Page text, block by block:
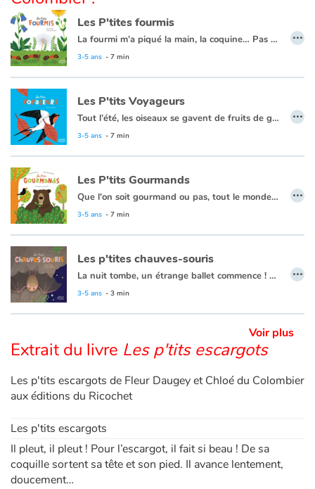
Apprendre les langues
Dyslexie, troubles de la lecture
Nos listes de lecture
Les plus lus
Coups de coeur
Les P'tites fourmis
La fourmi m’a piqué la main, la coquine… Pas du tout ! Les fourmis sont des insectes extraordinaires ! Dans la fourmilière, la vie ne s’arrête jamais : naissances, transformations, récoltes, nettoyages… Chaque fourmi joue un rôle et celui-ci pourra évoluer : les ouvrières-nourrices deviennent des bâtisseuses, des éleveuses de pucerons, des guerrières face aux prédateurs… La reine reproductrice fondera un nouveau nid ! Toute une organisation pour le bien de la colonie entière…Un album à destination des plus jeunes pour découvrir la vie fascinante de ces petites bêtes !
3-5 ans - 7 min
…
Les P'tits Voyageurs
Tout l’été, les oiseaux se gavent de fruits de graines ou d’insectes pour affronter l’hiver. Il y a ceux qui tant bien que mal affrontent les climats et ceux qui prennent leur envol vers les pays chauds. Il leur en faut de l’énergie et du temps pour franchir les mers et les déserts ! Certains voyagent seuls, d’autres en formation. Et hop ! Six mois après, le ballet aérien recommence mais dans l’autre sens. Une hirondelle refait le printemps sous nos toits... les cigognes reviennent pour pondre en Alsace ! Chacun retrouve son nid ou se bâtit un nouveau logis.
3-5 ans - 7 min
…
Les P'tits Gourmands
Que l'on soit gourmand ou pas, tout le monde a besoin de se nourrir. Et nous avons chacun nos préférences, chez les animaux c'est pareil !
3-5 ans - 7 min
…
Les p'tites chauves-souris
La nuit tombe, un étrange ballet commence ! Les chauves-souris quittent leur refuge, elles vont virvolter sans bruit à la recherche de leurs mets préférés.
3-5 ans - 3 min
…
Voir plus
Extrait du livre Les p'tits escargots
Les p'tits escargots de Fleur Daugey et Chloé du Colombier
aux éditions du Ricochet
Les p'tits escargots
Il pleut, il pleut ! Pour l’escargot, il fait si beau ! De sa
coquille sortent sa tête et son pied. Il avance lentement,
doucement…